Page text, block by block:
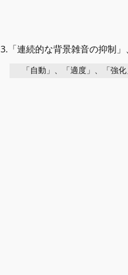
3.「連続的な背景雑音の抑制
「自動」、「適度」、「強